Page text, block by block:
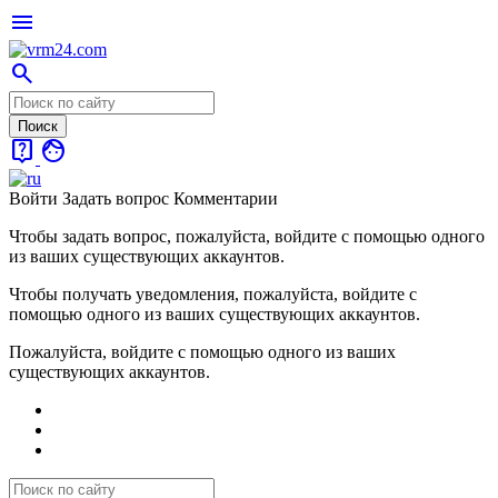
menu
search
live_help face
Войти Задать вопрос Комментарии
Чтобы задать вопрос, пожалуйста, войдите с помощью одного
из ваших существующих аккаунтов.
Чтобы получать уведомления, пожалуйста, войдите с
помощью одного из ваших существующих аккаунтов.
Пожалуйста, войдите с помощью одного из ваших
существующих аккаунтов.